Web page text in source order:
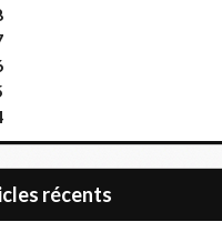
récents